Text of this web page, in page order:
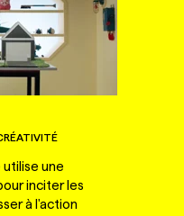
une
inciter les
à l'action